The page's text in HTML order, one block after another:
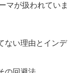
マが扱われていま
ない理由とインデ